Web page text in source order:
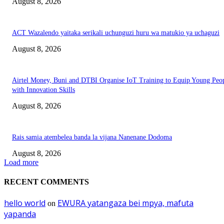
ACT Wazalendo yaitaka serikali uchunguzi huru wa matukio ya uchaguzi
August 8, 2026
Airtel Money, Buni and DTBI Organise IoT Training to Equip Young
with Innovation Skills
August 8, 2026
Rais samia atembelea banda la vijana Nanenane Dodoma
August 8, 2026
Load more
RECENT COMMENTS
hello world on EWURA yatangaza bei mpya, mafuta
yapanda